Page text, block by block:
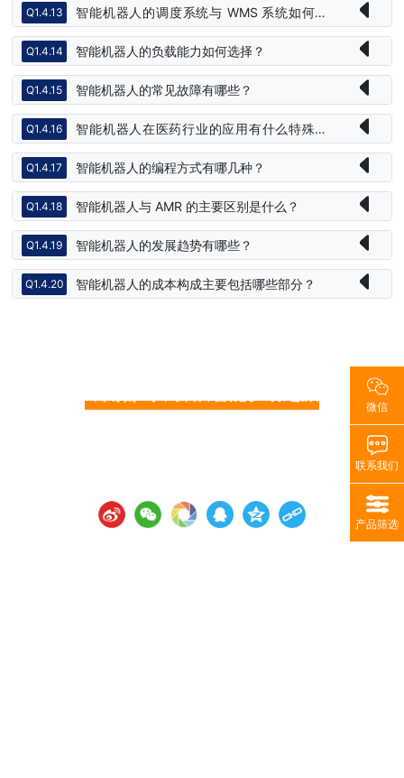
Q1.4.13
智能机器人的调度系统与 WMS 系统如何协
同？
Q1.4.14 智能机器人的负载能力如何选择？
Q1.4.15 智能机器人的常见故障有哪些？
Q1.4.16
智能机器人在医药行业的应用有什么特殊要
求？
Q1.4.17 智能机器人的编程方式有哪几种？
Q1.4.18 智能机器人与 AMR 的主要区别是什么？
Q1.4.19 智能机器人的发展趋势有哪些？
Q1.4.20 智能机器人的成本构成主要包括哪些部分？
您是否正在为特定的物料搬运难题而困扰？您是否在寻找一种更高
效、更经济的线性驱动方式？您是否想了解刚性链如何能具体应用于
您的生产流程，为您带来实实在在的效益提升？别再犹豫！现在就联
系U8国际·（中国区）有限公司官网的专家顾问团队。
微信
联系我们
产品筛选